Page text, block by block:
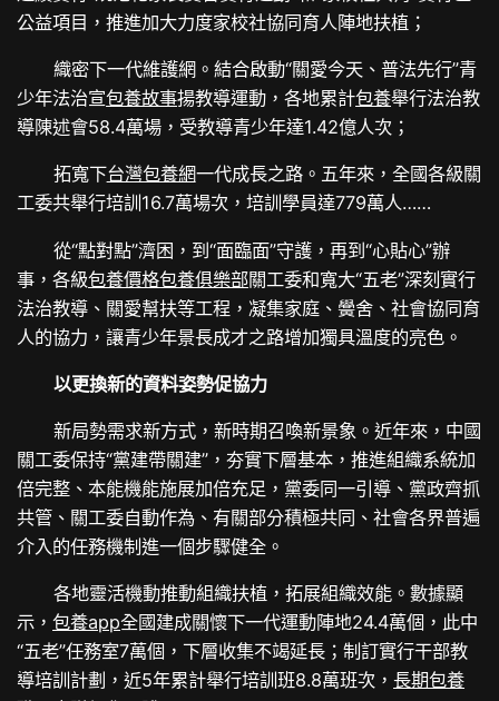
公益項目，推進加大力度家校社協同育人陣地扶植；
織密下一代維護網。結合啟動“關愛今天、普法先行”青
少年法治宣包養故事揚教導運動，各地累計包養舉行法治教
導陳述會58.4萬場，受教導青少年達1.42億人次；
拓寬下台灣包養網一代成長之路。五年來，全國各級關
工委共舉行培訓16.7萬場次，培訓學員達779萬人……
從“點對點”濟困，到“面臨面”守護，再到“心貼心”辦
事，各級包養價格包養俱樂部關工委和寬大“五老”深刻實行
法治教導、關愛幫扶等工程，凝集家庭、黌舍、社會協同育
人的協力，讓青少年景長成才之路增加獨具溫度的亮色。
以更換新的資料姿勢促協力
新局勢需求新方式，新時期召喚新景象。近年來，中國
關工委保持“黨建帶關建”，夯實下層基本，推進組織系統加
倍完整、本能機能施展加倍充足，黨委同一引導、黨政齊抓
共管、關工委自動作為、有關部分積極共同、社會各界普遍
介入的任務機制進一個步驟健全。
各地靈活機動推動組織扶植，拓展組織效能。數據顯
示，包養app全國建成關懷下一代運動陣地24.4萬個，此中
“五老”任務室7萬個，下層收集不竭延長；制訂實行干部教
導培訓計劃，近5年累計舉行培訓班8.8萬班次，長期包養